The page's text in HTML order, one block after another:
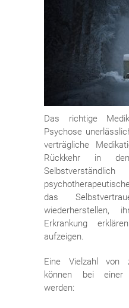
Das richtige
Psychose
verträgliche
Rückkehr in
das
Erkrankung
aufzeigen.
Eine Vielzahl von
können bei einer
werden: